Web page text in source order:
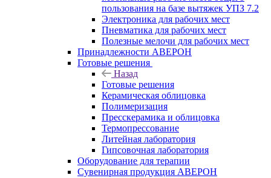
пользования на базе вытяжек УПЗ 7.2
Электроника для рабочих мест
Пневматика для рабочих мест
Полезные мелочи для рабочих мест
Принадлежности АВЕРОН
Готовые решения
Назад
Готовые решения
Керамическая облицовка
Полимеризация
Пресскерамика и облицовка
Термопрессование
Литейная лаборатория
Гипсовочная лаборатория
Оборудование для терапии
Сувенирная продукция АВЕРОН